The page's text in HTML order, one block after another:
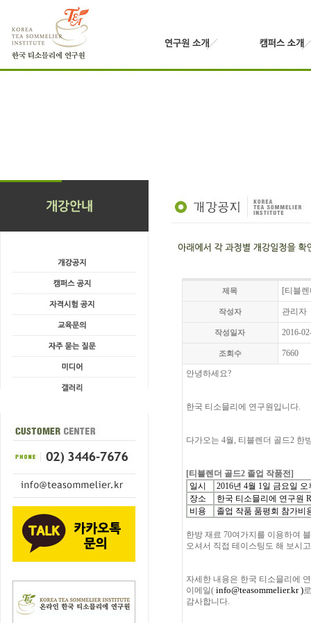
제목 [티블
작성자 관리자
작성일자 2016-
조회수 7660
안녕하세요?
한국 티소믈리에 연구원입니다.
다가오는 4월, 티블렌더 골드2 한
[티블렌더 골드2 졸업 작품전]
일시
2016년 4월 1일 금요일 오
장소
한국 티소믈리에 연구원
비용
졸업 작품 품평회 참가비
한방 재료 70여가지를 이용하여
오셔서 직접 테이스팅도 해 보시
자세한 내용은 한국 티소믈리에
이메일( info@teasommelier.kr )
감사합니다.